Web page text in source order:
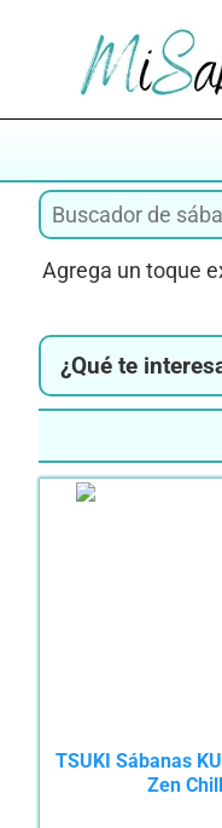
Agrega un toque
¿Qué te
TSUKI Sábanas
Zen